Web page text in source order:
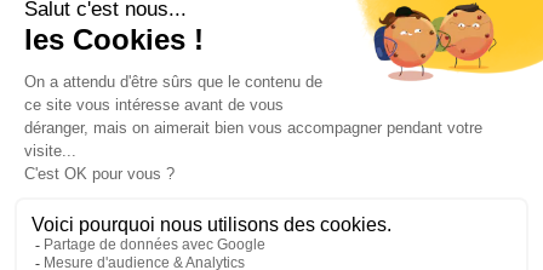
Pour toute demande d'information ou de désabonnement :